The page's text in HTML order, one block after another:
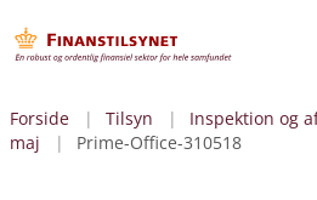
Forside Tilsyn Inspektion og
maj
Prime-Office-310518